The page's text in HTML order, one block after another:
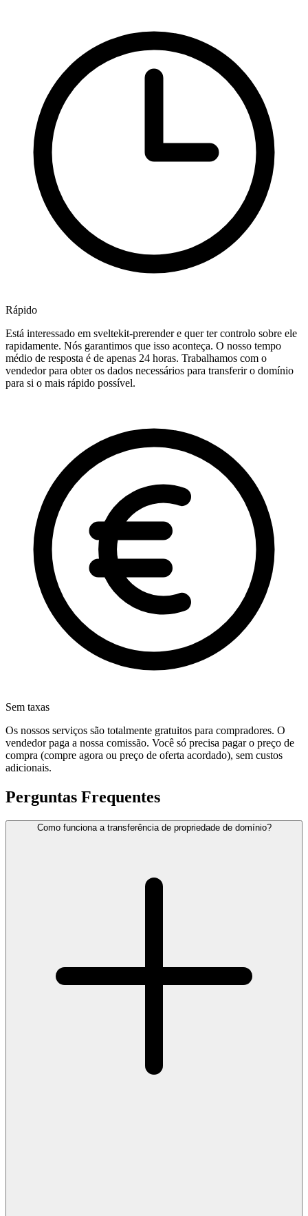
Rápido
Está interessado em sveltekit-prerender e quer ter controlo sobre ele
rapidamente. Nós garantimos que isso aconteça. O nosso tempo
médio de resposta é de apenas 24 horas. Trabalhamos com o
vendedor para obter os dados necessários para transferir o domínio
para si o mais rápido possível.
Sem taxas
Os nossos serviços são totalmente gratuitos para compradores. O
vendedor paga a nossa comissão. Você só precisa pagar o preço de
compra (compre agora ou preço de oferta acordado), sem custos
adicionais.
Perguntas Frequentes
Como funciona a transferência de propriedade de domínio?